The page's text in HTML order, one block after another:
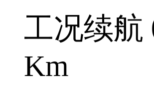
工况续航
Km